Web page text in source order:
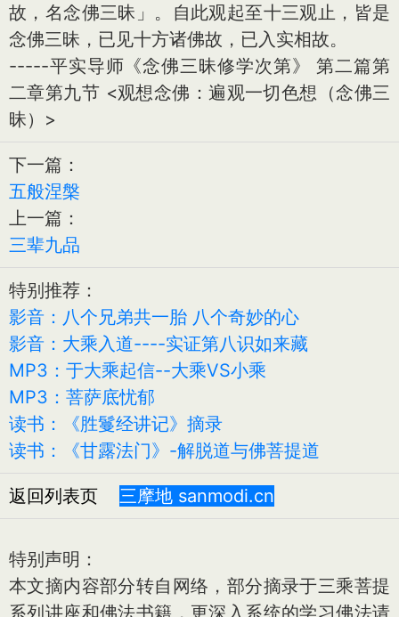
故，名念佛三昧」。自此观起至十三观止，皆是
念佛三昧，已见十方诸佛故，已入实相故。
-----平实导师《念佛三昧修学次第》 第二篇第
二章第九节 <观想念佛：遍观一切色想（念佛三
昧）>
下一篇：
五般涅槃
上一篇：
三辈九品
特别推荐：
影音：八个兄弟共一胎 八个奇妙的心
影音：大乘入道----实证第八识如来藏
MP3：于大乘起信--大乘VS小乘
MP3：菩萨底忧郁
读书：《胜鬘经讲记》摘录
读书：《甘露法门》-解脱道与佛菩提道
返回列表页 三摩地 sanmodi.cn
特别声明：
本文摘内容部分转自网络，部分摘录于三乘菩提
系列讲座和佛法书籍，更深入系统的学习佛法请